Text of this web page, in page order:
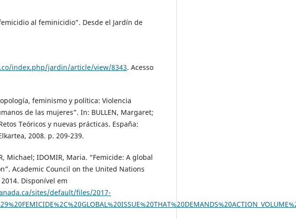
al feminicidio”. Desde el Jardín de
index.php/jardin/article/view/8343. Acesso
feminismo y política: Violencia
de las mujeres”. In: BULLEN, Margaret;
Teóricos y nuevas prácticas. España:
2008. p. 209-239.
Michael; IDOMIR, Maria. “Femicide: A global
Academic Council on the United Nations
Disponível em
sites/default/files/2017-